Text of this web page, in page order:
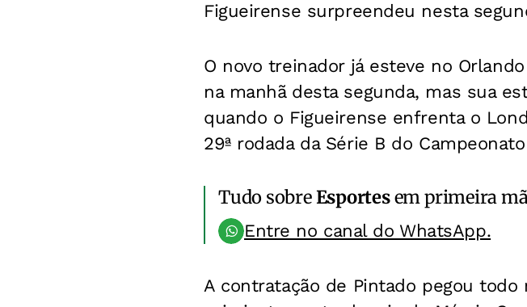
Figueirense surpreendeu nesta
O novo treinador já esteve no
na manhã desta segunda, mas sua
quando o Figueirense enfrenta o
29ª rodada da Série B do
Tudo sobreEsportesem primeira
Entre no canal do WhatsApp.
A contratação de Pintado pegou